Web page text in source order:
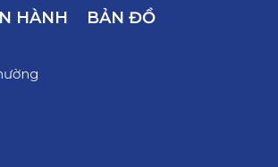
HÀNH
BẢN ĐỒ